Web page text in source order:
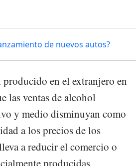
de nuevos autos?
en el extranjero en
las ventas de alcohol
y medio disminuyan como
a los precios de los
a reducir el comercio o
producidas